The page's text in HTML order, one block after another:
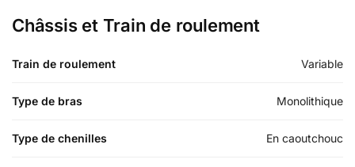
Châssis et Train de roulement
Train de roulement Variable
Type de bras Monolithique
Type de chenilles En caoutchouc